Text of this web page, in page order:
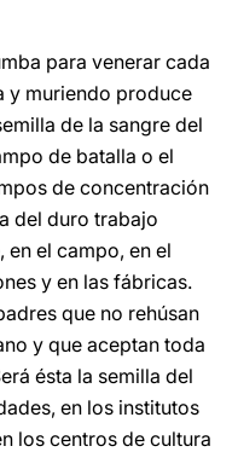
para venerar cada
y muriendo produce
de la sangre del
de batalla o el
de concentración
del duro trabajo
el campo, en el
y en las fábricas.
que no rehúsan
y que aceptan toda
ésta la semilla del
en los institutos
los centros de cultura